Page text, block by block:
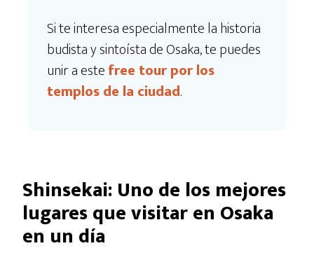
Si te interesa especialmente la historia
budista y sintoísta de Osaka, te puedes
unir a estefree tour por los
templos de la ciudad.
Shinsekai: Uno de los mejores
lugares que visitar en Osaka
en un día